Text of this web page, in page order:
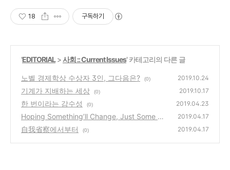
18 구독하기
'EDITORIAL>사회 :: Current Issues' 카테고리의 다른 글
노벨 경제학상 수상자 3인, 그다음은? (0) 2019.10.24
기계가 지배하는 세상 (0) 2019.10.17
한 번이라는 감수성 (0) 2019.04.23
Hoping Something’ll Change, Just Some Re
grets, and a Spineless Me
2019.04.17
自我省察에서부터 (0) 2019.04.17